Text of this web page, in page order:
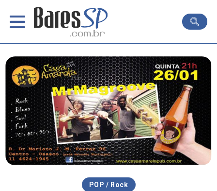
POP / Rock